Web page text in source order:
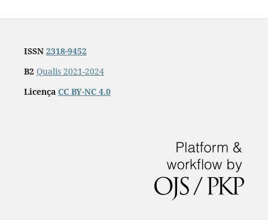
ISSN 2318-9452
B2 Qualis 2021-2024
Licença CC BY-NC 4.0